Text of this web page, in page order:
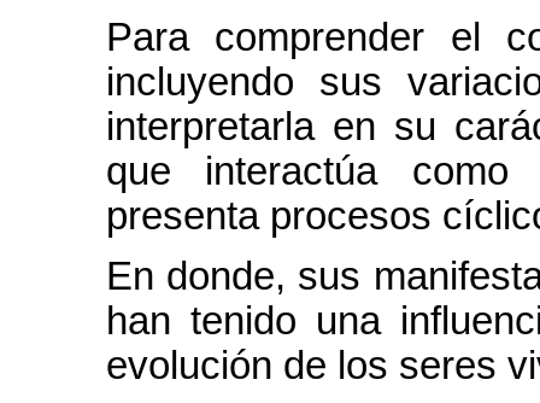
Para comprender el
incluyendo sus
interpretarla en su
que interactúa como
presenta procesos
En donde, sus
han tenido una
evolución de los seres